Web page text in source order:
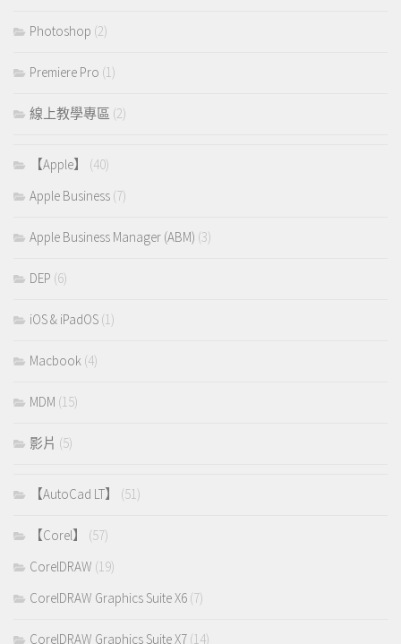
Photoshop (2)
Premiere Pro (1)
線上教學專區 (2)
【Apple】
(40)
Apple Business (7)
Apple Business Manager (ABM) (3)
DEP (6)
iOS & iPadOS (1)
Macbook (4)
MDM (15)
影片 (5)
【AutoCad LT】 (51)
【Corel】
(57)
CorelDRAW (19)
CorelDRAW Graphics Suite X6 (7)
CorelDRAW Graphics Suite X7 (14)